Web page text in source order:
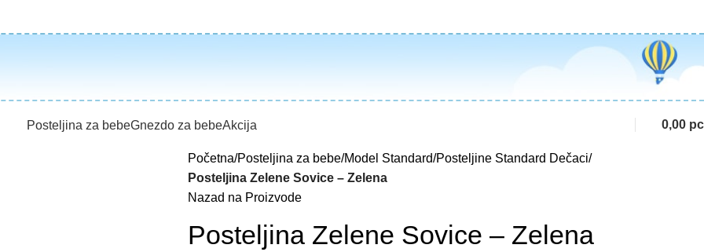
Posteljina za bebeGnezdo za bebeAkcija 0,00
Početna Posteljina za bebe Model Standard Posteljine Standard Dečaci
Posteljina Zelene Sovice – Zelena
Nazad na Proizvode
Posteljina Zelene Sovice – Zelena